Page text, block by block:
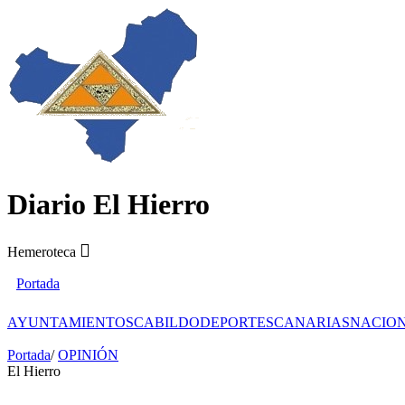
Diario El Hierro
Hemeroteca
Portada
AYUNTAMIENTOSCABILDODEPORTESCANARIAS
Portada/ OPINIÓN
El Hierro